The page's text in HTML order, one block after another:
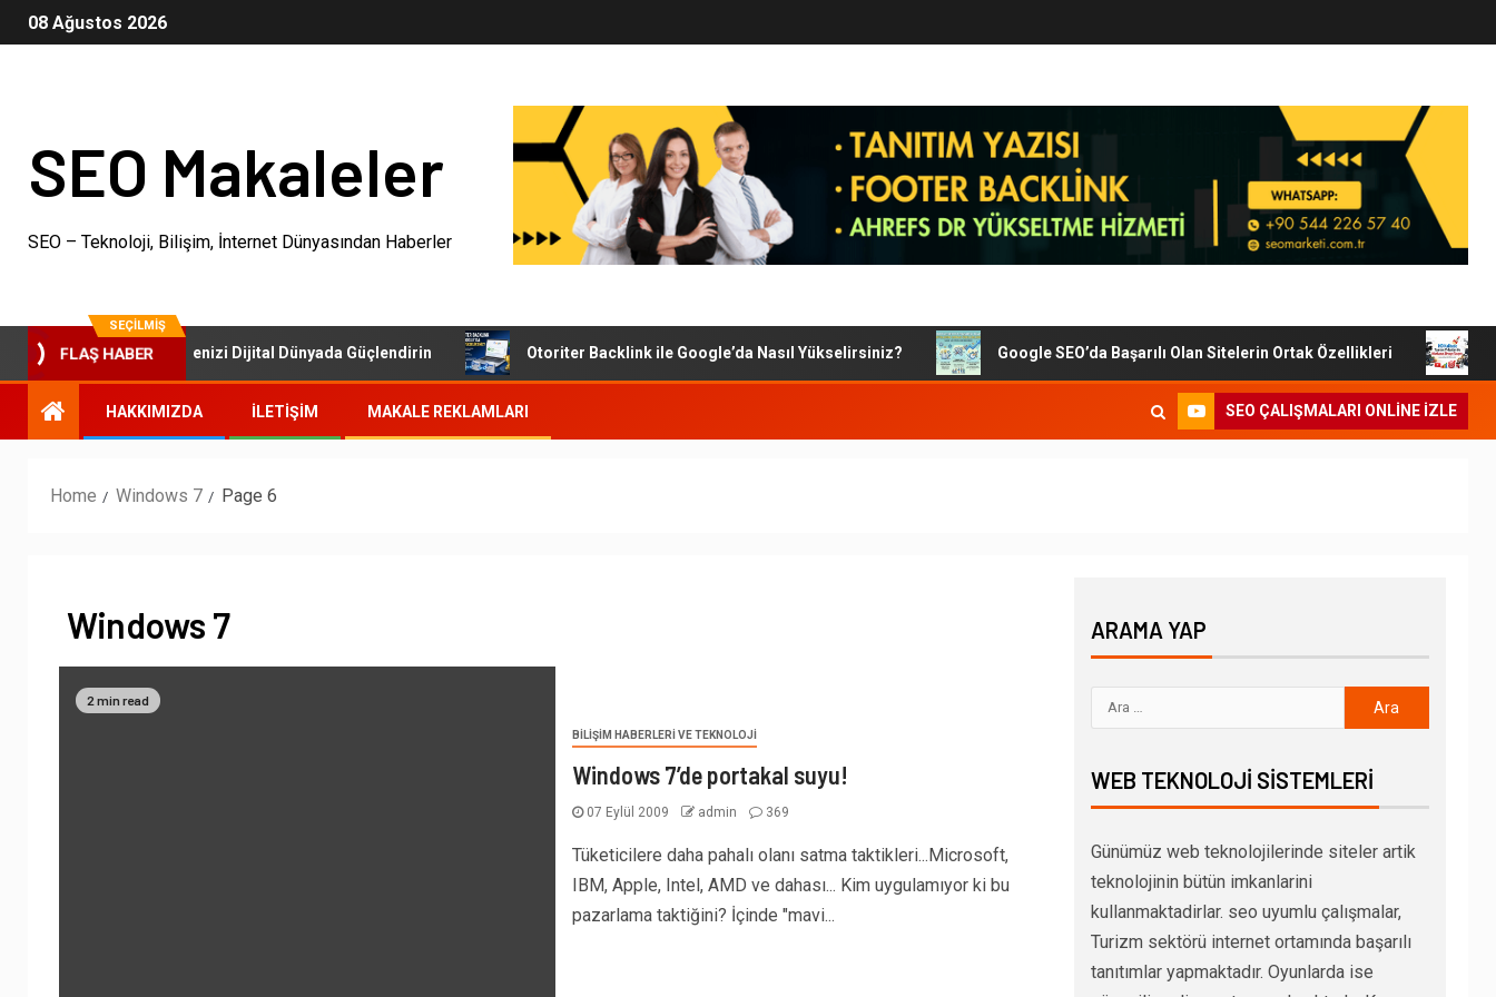
08 Ağustos 2026
SEO Makaleler
SEO – Teknoloji, Bilişim, İnternet Dünyasından Haberler
SEÇILMIŞ
FLAŞ HABER
SEO Paketleri: İşletmenizi Dijital Dünyada Güçlendirin Otoriter Backlink ile Google’da Nasıl Yükselirsiniz? Google SEO’da Başarılı Olan Sitelerin Ortak Özellikleri
HAKKIMIZDA İLETIŞIM MAKALE REKLAMLARI SEO ÇALIŞMALARI ONLINE IZLE
Home Windows 7 Page 6
Windows 7
2 min read
BILIŞIM HABERLERI VE TEKNOLOJI
Windows 7’de portakal suyu!
07 Eylül 2009 admin 369
Tüketicilere daha pahalı olanı satma taktikleri...Microsoft,
IBM, Apple, Intel, AMD ve dahası... Kim uygulamıyor ki bu
pazarlama taktiğini? İçinde "mavi...
ARAMA YAP
WEB TEKNOLOJI SISTEMLERI
Günümüz web teknolojilerinde siteler artik
teknolojinin bütün imkanlarini
kullanmaktadirlar. seo uyumlu çalışmalar,
Turizm sektörü internet ortamında başarılı
tanıtımlar yapmaktadır. Oyunlarda ise